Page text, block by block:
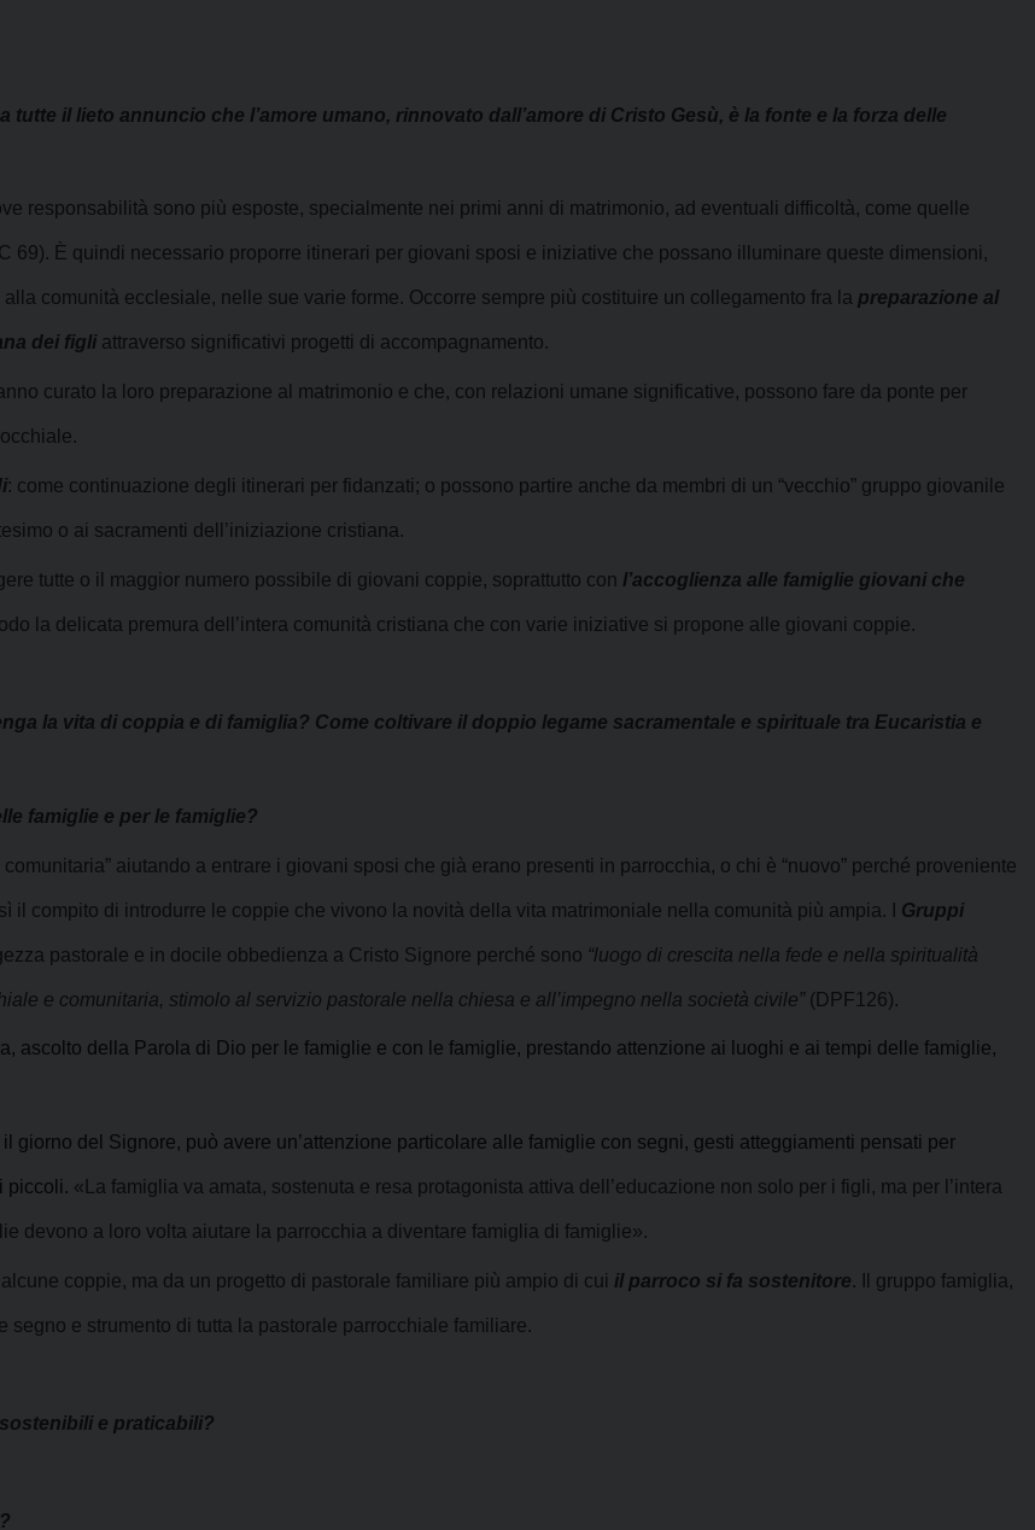
il lieto annuncio che l’amore umano, rinnovato dall’amore di Cristo Gesù, è la fonte e la forza delle
responsabilità sono più esposte, specialmente nei primi anni di matrimonio, ad eventuali difficoltà, come quelle
69). È quindi necessario proporre itinerari per giovani sposi e iniziative che possano illuminare queste dimensioni,
alla comunità ecclesiale, nelle sue varie forme. Occorre sempre più costituire un collegamento fra la preparazione al
dei figli attraverso significativi progetti di accompagnamento.
curato la loro preparazione al matrimonio e che, con relazioni umane significative, possono fare da ponte per
: come continuazione degli itinerari per fidanzati; o possono partire anche da membri di un “vecchio” gruppo giovanile
o ai sacramenti dell’iniziazione cristiana.
tutte o il maggior numero possibile di giovani coppie, soprattutto con l’accoglienza alle famiglie giovani che
la delicata premura dell’intera comunità cristiana che con varie iniziative si propone alle giovani coppie.
la vita di coppia e di famiglia? Come coltivare il doppio legame sacramentale e spirituale tra Eucaristia e
famiglie e per le famiglie?
aiutando a entrare i giovani sposi che già erano presenti in parrocchia, o chi è “nuovo” perché proveniente
il compito di introdurre le coppie che vivono la novità della vita matrimoniale nella comunità più ampia. I Gruppi
pastorale e in docile obbedienza a Cristo Signore perché sono “luogo di crescita nella fede e nella spiritualità
e comunitaria, stimolo al servizio pastorale nella chiesa e all’impegno nella società civile”(DPF126).
ascolto della Parola di Dio per le famiglie e con le famiglie, prestando attenzione ai luoghi e ai tempi delle famiglie,
giorno del Signore, può avere un’attenzione particolare alle famiglie con segni, gesti atteggiamenti pensati per
piccoli. «La famiglia va amata, sostenuta e resa protagonista attiva dell’educazione non solo per i figli, ma per l’intera
devono a loro volta aiutare la parrocchia a diventare famiglia di famiglie».
coppie, ma da un progetto di pastorale familiare più ampio di cui il parroco si fa sostenitore. Il gruppo famiglia,
e strumento di tutta la pastorale parrocchiale familiare.
e praticabili?